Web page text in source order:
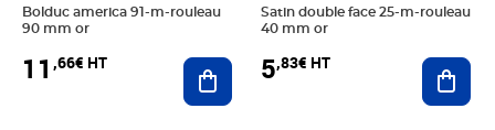
Bolduc america 91-m-rouleau
90 mm or
11 ,66€ HT Ajouter au panier
Satin double face 25-m-rouleau
40 mm or
5,83€ HT